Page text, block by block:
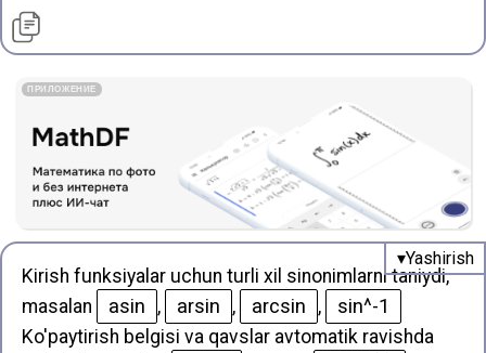
ПРИЛОЖЕНИЕ
Kirish funksiyalar uchun turli xil sinonimlarni taniydi,
masalan
asin , arsin , arcsin , sin^-1
Ko'paytirish belgisi va qavslar avtomatik ravishda